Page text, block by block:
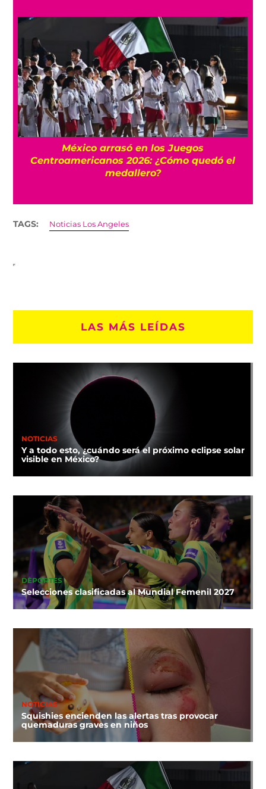
FIFA niega que Infantino hizo millonaria a
una amante cuando estaba en UEFA
TAGS: Noticias Los Angeles
LAS MÁS LEÍDAS
NOTICIAS
Y a todo esto, ¿cuándo será el próximo eclipse solar
visible en México?
DEPORTES
Selecciones clasificadas al Mundial Femenil 2027
NOTICIAS
Squishies encienden las alertas tras provocar
quemaduras graves en niños